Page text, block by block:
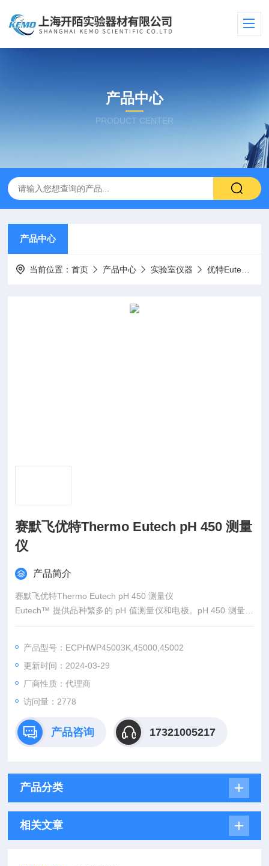
产品中心
PRODUCT CENTER
产品中心
当前位置：首页 产品中心 实验室仪器 优特Eutech仪器
赛默飞优特Thermo Eutech pH 450 测量
仪
产品简介
赛默飞优特Thermo Eutech pH 450 测量仪
Eutech™ 提供品种繁多的 pH 值测量仪和电极。pH 450 测量仪
套件是一款坚固耐用的防水型测量仪，适用于任何环境，可测量
产品型号：ECPHWP45003K,45000,45002
更新时间：2024-03-29
厂商性质：代理商
访问量：2778
产品咨询 17321005217
产品分类
相关文章